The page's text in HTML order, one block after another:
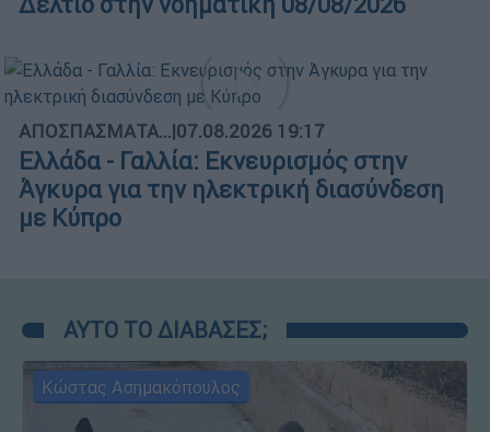
ΑΠΟΣΠΑΣΜΑΤΑ...|07.08.2026 19:17
Ελλάδα - Γαλλία: Εκνευρισμός στην
Άγκυρα για την ηλεκτρική διασύνδεση
με Κύπρο
ΑΥΤΟ ΤΟ ΔΙΑΒΑΣΕΣ;
Κώστας Ασημακόπουλος